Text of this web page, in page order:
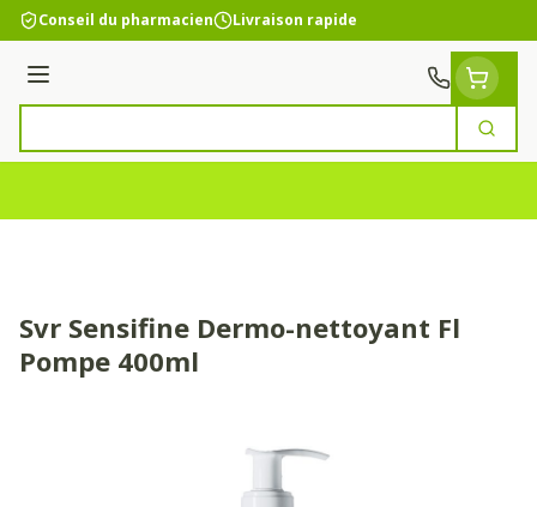
Aller au contenu
Conseil du pharmacien Livraison rapide
Menu
Svr Sensifine Dermo-nettoyant Fl
Pompe 400ml